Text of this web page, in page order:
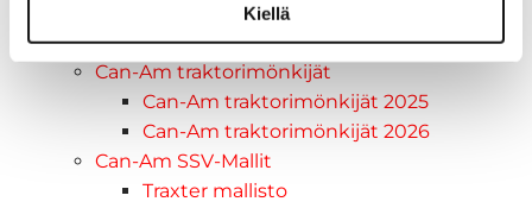
Kiellä
Woody's ohjausraudat
Mönkijät
Can-Am traktorimönkijät
Can-Am traktorimönkijät 2025
Can-Am traktorimönkijät 2026
Can-Am SSV-Mallit
Traxter mallisto